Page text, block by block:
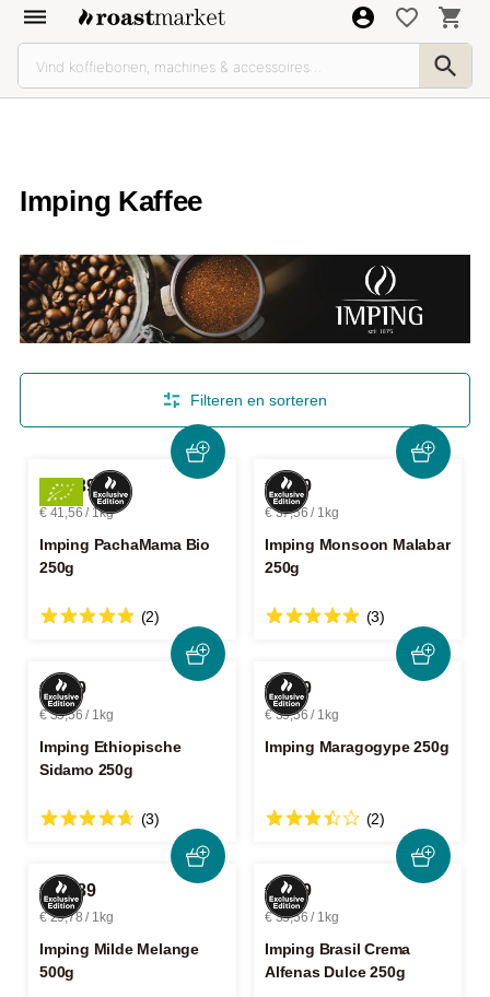
Imping Kaffee
Filteren en sorteren
€ 10,39
€ 41,56 / 1kg
Imping PachaMama Bio
250g
(2)
€ 9,39
€ 37,56 / 1kg
Imping Monsoon Malabar
250g
(3)
€ 8,89
€ 35,56 / 1kg
Imping Ethiopische
Sidamo 250g
(3)
€ 9,89
€ 39,56 / 1kg
Imping Maragogype 250g
(2)
€ 14,89
€ 29,78 / 1kg
Imping Milde Melange
500g
€ 8,89
€ 35,56 / 1kg
Imping Brasil Crema
Alfenas Dulce 250g